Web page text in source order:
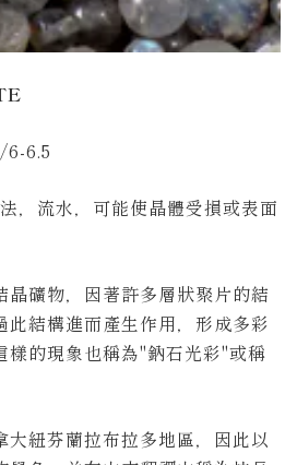
6.5
，流水，可能使晶體受損或表面
晶礦物，因著許多層狀聚片的結
此結構進而產生作用，形成多彩
樣的現象也稱為"鈉石光彩"或稱
大紐芬蘭拉布拉多地區，因此以